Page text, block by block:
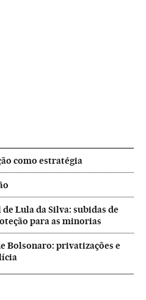
como estratégia
Lula da Silva: subidas de
para as minorias
Bolsonaro: privatizações e